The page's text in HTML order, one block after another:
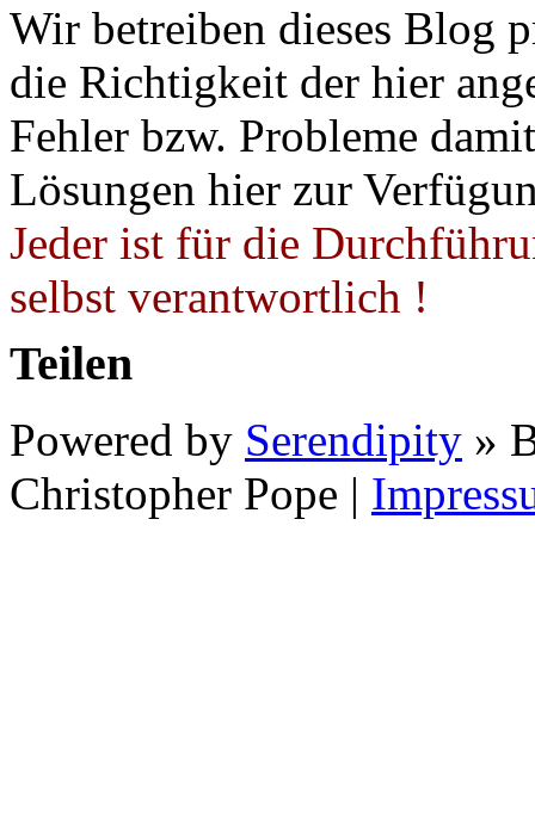
Wir betreiben dieses Blog
die Richtigkeit der hier
Fehler bzw. Probleme
Lösungen hier zur
Jeder ist für die
selbst verantwortlich !
Teilen
Powered by Serendipity »
Christopher Pope |